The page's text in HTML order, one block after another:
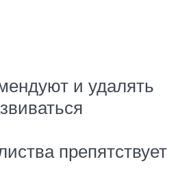
и удалять
препятствует